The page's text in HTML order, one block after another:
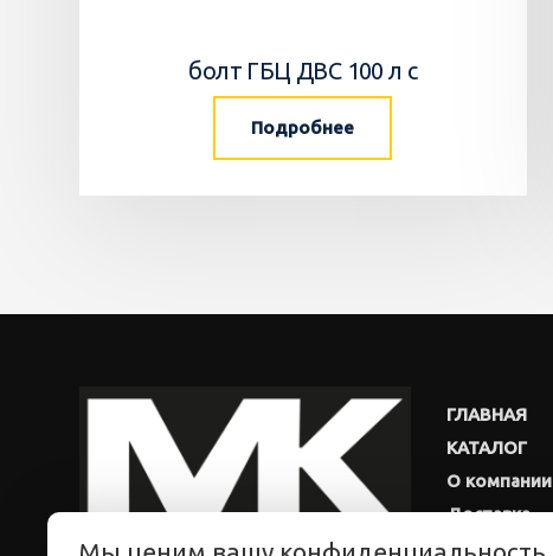
болт ГБЦ ДВС 100 л с
Подробнее
ГЛАВНАЯ
КАТАЛОГ
О компании
Доставка
Новости